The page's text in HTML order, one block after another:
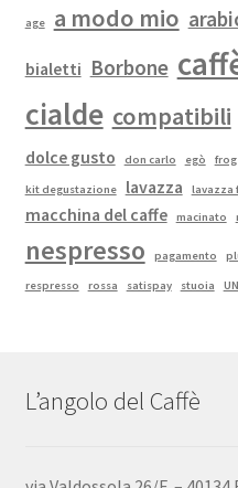
age a modo mio
bialetti Borbone
cialde compatibili
dolce gusto
don carlo egò frog
kit degustazione lavazza lavazza
macchina del caffe macinato
nespresso pagamento
respresso rossa satispay stuoia
L’angolo del Caffè